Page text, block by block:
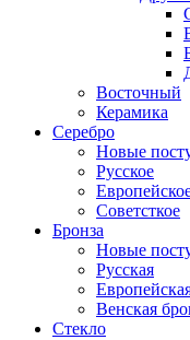
Восточный
Керамика
Серебро
Новые
Русское
Советсткое
Бронза
Новые
Русская
Венская
Стекло